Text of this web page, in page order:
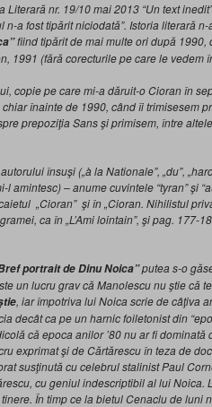
nr. 19/10 mai 2013 “Un text
n-a fost tipărit niciodată”. Istoria literară
fiind tipărit de mai multe ori după 1990,
1991 (fără corecturile pe care le vedem
copie pe care mi-a dăruit-o Cioran în
înainte de 1990, când îi trimisesem
prepoziţia Sans şi primisem, între
însuşi („à la Nationale”, „du”,
amintesc) – anume cuvintele “tyran” şi
„Cioran” şi în „Cioran. Nihilistul
ca în „L’Ami lointain”, şi pag. 177-
portrait de Dinu Noica”putea s-o
un lucru grav că Manolescu nu ştie că
, iar împotriva lui Noica scrie de câţiva
decât ca pe un harnic foiletonist din
că epoca anilor ’80 nu ar fi
exprimat şi de Cărtărescu în teza de
susţinută cu celebrul stalinist Paul
cu geniul indescriptibil al lui Noica.
În timp ce la bietul Cenaclu de